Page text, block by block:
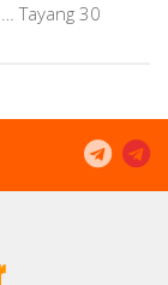
Tayang 30